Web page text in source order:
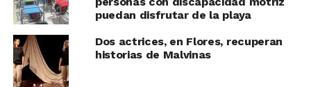
puedan disfrutar de la playa
Dos actrices, en Flores, recuperan
historias de Malvinas